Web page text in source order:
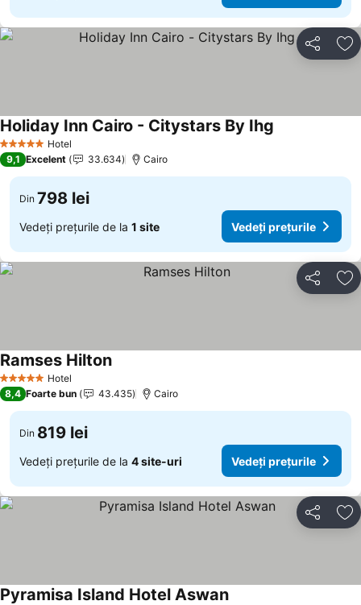
Distribuiți
5 Stele Hotel
Holiday Inn Cairo - Citystars By Ihg
9,1 Excelent 33.634 Cairo
Din 798 lei
Vedeți prețurile de la 1 site Vedeți prețurile
Distribuiți
5 Stele Hotel
Ramses Hilton
8,4 Foarte bun 43.435 Cairo
Din 819 lei
Vedeți prețurile de la 4 site-uri Vedeți prețurile
Distribuiți
Pyramisa Island Hotel Aswan